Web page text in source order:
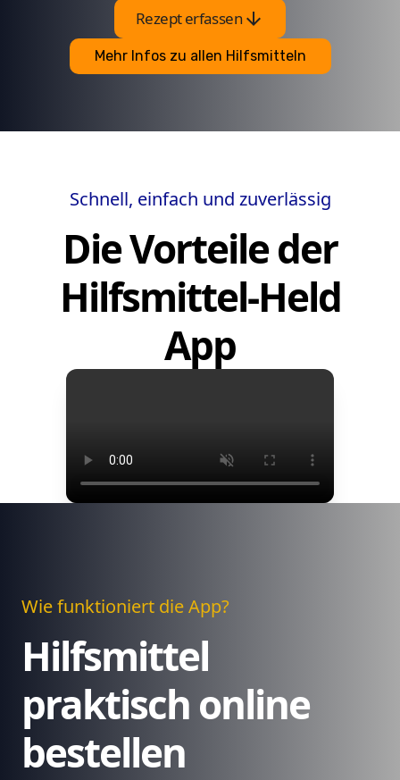
Rezept erfassenarrow_downward
Mehr Infos zu allen Hilfsmitteln
Schnell, einfach und zuverlässig
Die Vorteile der
Hilfsmittel-Held
App
Wie funktioniert die App?
Hilfsmittel
praktisch online
bestellen